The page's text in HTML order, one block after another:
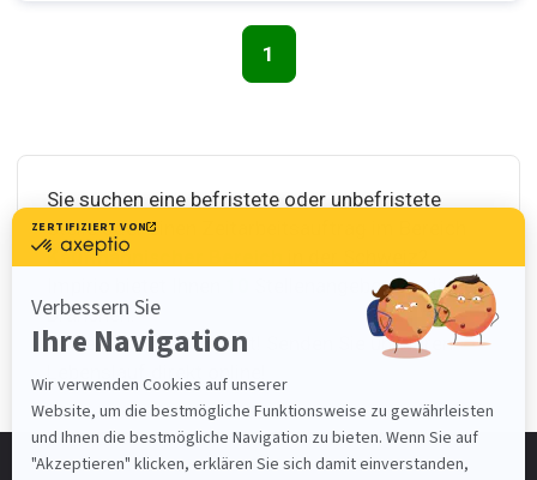
Seitennavigation
1
Sie suchen eine befristete oder unbefristete
Stelle oder einen Zeitarbeitsauftrag im Bereich
Kaufmännischer Bereich
Stellenangebote in diesen
Branchen.
Bewerben Sie sich jetzt! Senden Sie uns Ihren